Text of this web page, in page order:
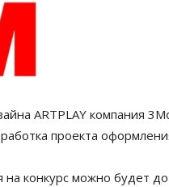
ARTPLAY компания
проекта
на конкурс можно будет